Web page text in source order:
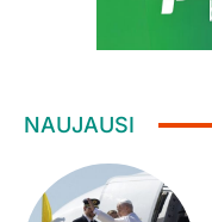
NAUJAUSI